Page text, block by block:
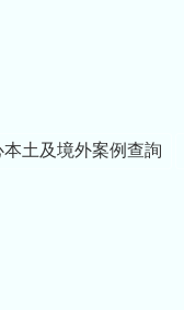
土及境外案例查詢